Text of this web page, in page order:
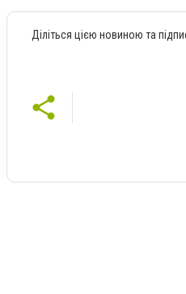
Діліться цією новиною та